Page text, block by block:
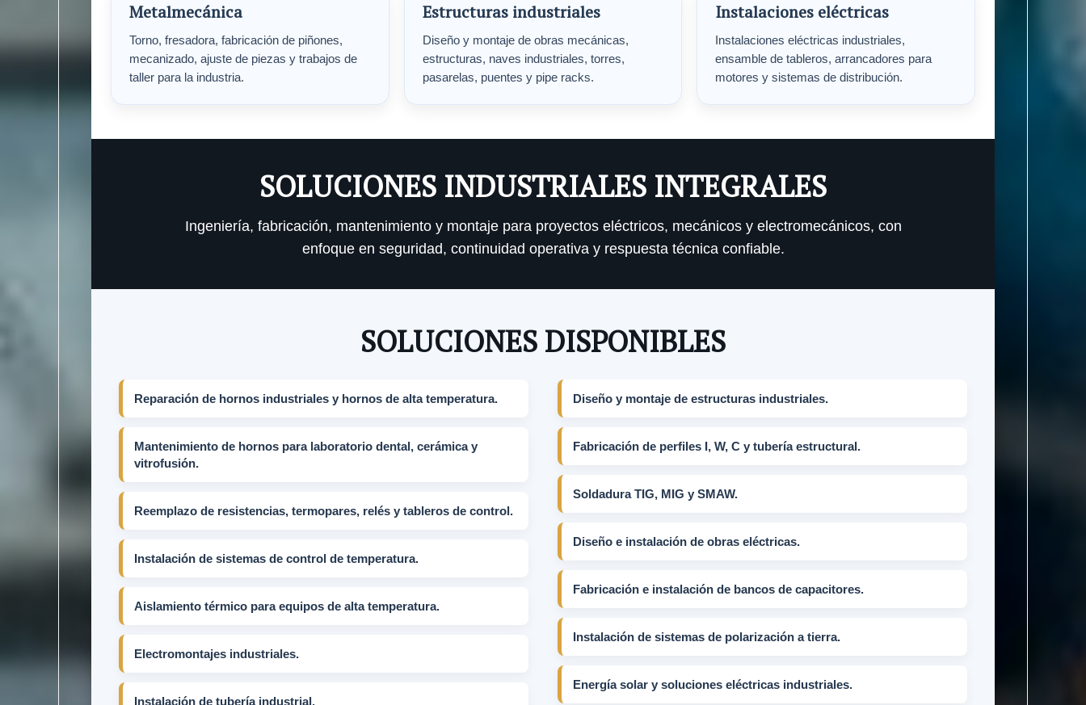
Metalmecánica
Torno, fresadora, fabricación de piñones,
mecanizado, ajuste de piezas y trabajos de
taller para la industria.
Estructuras industriales
Diseño y montaje de obras mecánicas,
estructuras, naves industriales, torres,
pasarelas, puentes y pipe racks.
Instalaciones eléctricas
Instalaciones eléctricas industriales,
ensamble de tableros, arrancadores para
motores y sistemas de distribución.
SOLUCIONES INDUSTRIALES INTEGRALES
Ingeniería, fabricación, mantenimiento y montaje para proyectos eléctricos, mecánicos y electromecánicos, con
enfoque en seguridad, continuidad operativa y respuesta técnica confiable.
SOLUCIONES DISPONIBLES
Reparación de hornos industriales y hornos de alta temperatura.
Mantenimiento de hornos para laboratorio dental, cerámica y
vitrofusión.
Reemplazo de resistencias, termopares, relés y tableros de control.
Instalación de sistemas de control de temperatura.
Aislamiento térmico para equipos de alta temperatura.
Electromontajes industriales.
Instalación de tubería industrial.
Diseño y montaje de estructuras industriales.
Fabricación de perfiles I, W, C y tubería estructural.
Soldadura TIG, MIG y SMAW.
Diseño e instalación de obras eléctricas.
Fabricación e instalación de bancos de capacitores.
Instalación de sistemas de polarización a tierra.
Energía solar y soluciones eléctricas industriales.